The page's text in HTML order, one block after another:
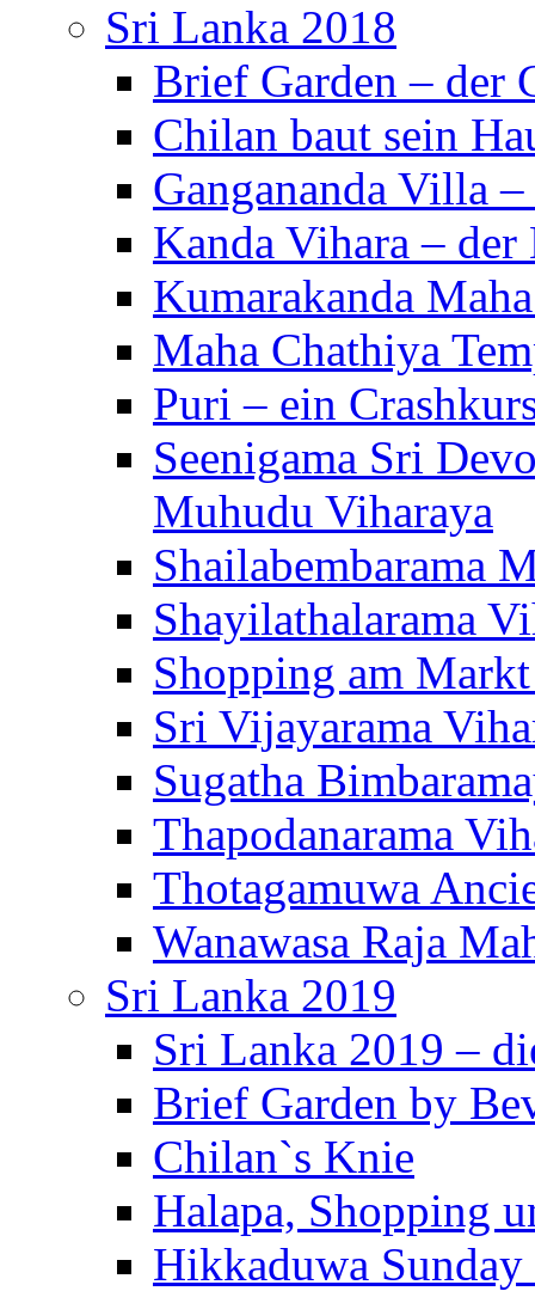
Sri Lanka 2018
Brief Garden – der
Chilan baut sein
Gangananda Villa
Kanda Vihara –
Kumarakanda
Maha Chathiya
Puri – ein
Seenigama Sri
Muhudu Viharaya
Shailabembarama
Shayilathalarama
Shopping am
Sri Vijayarama
Sugatha
Thapodanarama
Thotagamuwa
Wanawasa Raja
Sri Lanka 2019
Sri Lanka 2019 –
Brief Garden by
Chilan`s Knie
Halapa, Shopping
Hikkaduwa